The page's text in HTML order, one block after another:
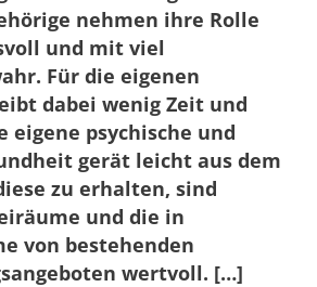
nehmen ihre Rolle
und mit viel
Für die eigenen
dabei wenig Zeit und
eigene psychische und
gerät leicht aus dem
zu erhalten, sind
und die in
von bestehenden
wertvoll. […]